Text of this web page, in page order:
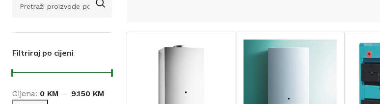
Filtriraj po cijeni
Cijena: 0 KM — 9.150 KM